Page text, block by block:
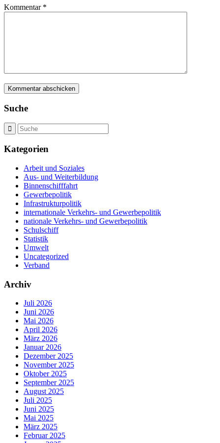
Kommentar *
Suche
Kategorien
Arbeit und Soziales
Aus- und Weiterbildung
Binnenschifffahrt
Gewerbepolitik
Infrastrukturpolitik
internationale Verkehrs- und Gewerbepolitik
nationale Verkehrs- und Gewerbepolitik
Schulschiff
Statistik
Umwelt
Uncategorized
Verband
Archiv
Juli 2026
Juni 2026
Mai 2026
April 2026
März 2026
Januar 2026
Dezember 2025
November 2025
Oktober 2025
September 2025
August 2025
Juli 2025
Juni 2025
Mai 2025
März 2025
Februar 2025